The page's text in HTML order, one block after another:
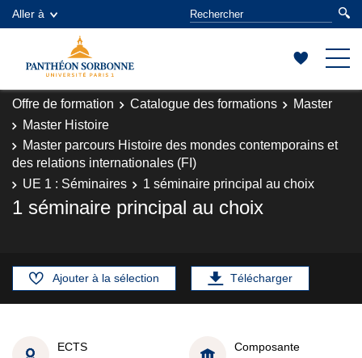
Aller à
Offre de formation Catalogue des formations
Master
Master Histoire
Master parcours Histoire des mondes contemporains et
des relations internationales (FI)
UE 1 : Séminaires
1 séminaire principal au choix
1 séminaire principal au choix
Ajouter à la sélection Télécharger
ECTS
Composante